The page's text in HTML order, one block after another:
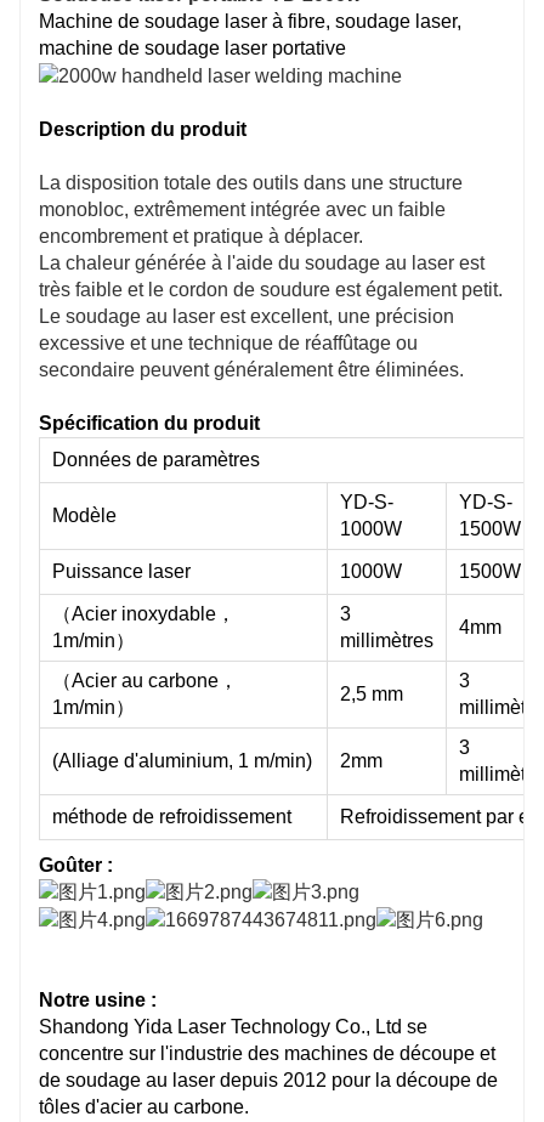
Machine de soudage laser à fibre, soudage laser,
machine de soudage laser portative
Description du produit
La disposition totale des outils dans une structure
monobloc, extrêmement intégrée avec un faible
encombrement et pratique à déplacer.
La chaleur générée à l'aide du soudage au laser est
très faible et le cordon de soudure est également petit.
Le soudage au laser est excellent, une précision
excessive et une technique de réaffûtage ou
secondaire peuvent généralement être éliminées.
Spécification du produit
Données de paramètres
Modèle
YD-S-
1000W
YD-S-
1500W
Puissance laser 1000W 1500W
（Acier inoxydable，
1m/min）
3
millimètres
4mm
（Acier au carbone，
1m/min）
2,5 mm
3
(Alliage d'aluminium, 1 m/min) 2mm
3
méthode de refroidissement Refroidissement par
Goûter :
Notre usine :
Shandong Yida Laser Technology Co., Ltd se
concentre sur l'industrie des machines de découpe et
de soudage au laser depuis 2012 pour la découpe de
tôles d'acier au carbone.